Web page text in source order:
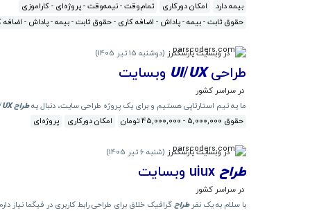
بیمه دارد
امکان دورکاری
تمام‌وقت - نیمه‌وقت - پروژه‌ای - کاراموزی
حقوق ثابت - بیمه - پاداش - اضافه کاری - حقوق ثابت - بیمه - پاداش -
در وبسایت پارسکدرز (دوشنبه 15 تیر 1405 )
طراحی UI/UX وبسایت
در سراسر کشور
ما یه تیم استارتاپی هستیم و برای یک پروژه طراحی سایت، دنبال یهطراحUX
حقوق 5,000,000 - 45,000,000 تومان
امکان دورکاری پروژه‌ای
در وبسایت پارسکدرز (شنبه 6 تیر 1405 )
طراح
در سراسر کشور
با سلام به یک نفرطراحگرافیک خلاق برای طراحی رابط کاربری در فیگما نیاز دارم پروژه کلا 6